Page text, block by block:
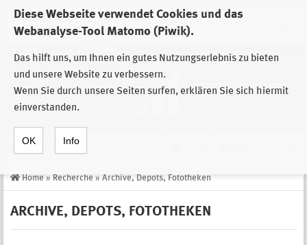
Diese Webseite verwendet Cookies und das
Webanalyse-Tool Matomo (Piwik).
Das hilft uns, um Ihnen ein gutes Nutzungserlebnis zu bieten
und unsere Website zu verbessern.
Wenn Sie durch unsere Seiten surfen, erklären Sie sich hiermit
einverstanden.
OK Info
Zur Auswahl der Einrichtungen der
Stiftung Sächsische Gedenkstätten
Home » Recherche » Archive, Depots, Fototheken
ARCHIVE, DEPOTS, FOTOTHEKEN